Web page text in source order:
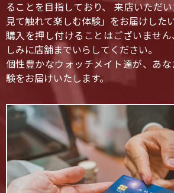
ることを目指しており、 来店いただ
見て触れて楽しむ体験」をお届けした
購入を押し付けることはございませ
しみに店舗までいらしてください。
個性豊かなウォッチメイト達が、あ
験をお届けいたします。